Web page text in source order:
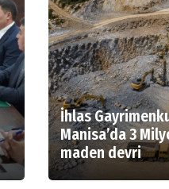
İhlas
Manisa’da 3
maden devri